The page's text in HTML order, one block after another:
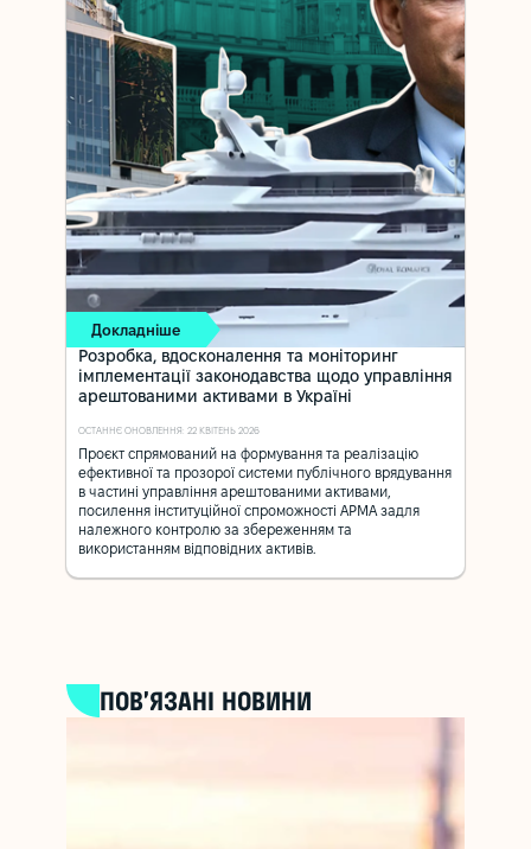
Докладніше
Розробка, вдосконалення та моніторинг
імплементації законодавства щодо управління
арештованими активами в Україні
ОСТАННЄ ОНОВЛЕННЯ: 22 КВІТЕНЬ 2026
Проєкт спрямований на формування та реалізацію
ефективної та прозорої системи публічного врядування
в частині управління арештованими активами,
посилення інституційної спроможності АРМА задля
належного контролю за збереженням та
використанням відповідних активів.
ПОВ’ЯЗАНІ НОВИНИ